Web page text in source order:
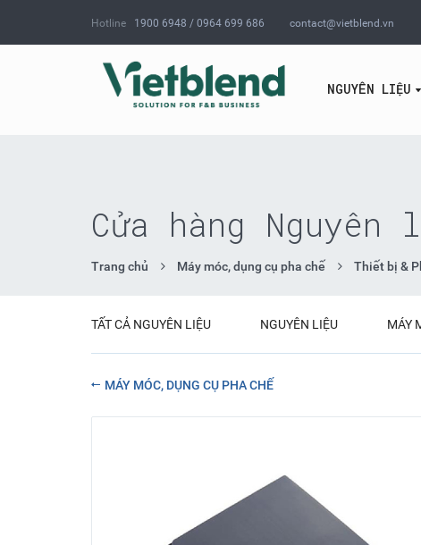
Hotline 1900 6948 / 0964 699 686 contact@vietblend.vn
NGUYÊN LIỆU
Cửa hàng Nguyên
Trang chủ Máy móc, dụng cụ pha chế Thiết bị &
TẤT CẢ NGUYÊN LIỆU NGUYÊN LIỆU MÁY
MÁY MÓC, DỤNG CỤ PHA CHẾ